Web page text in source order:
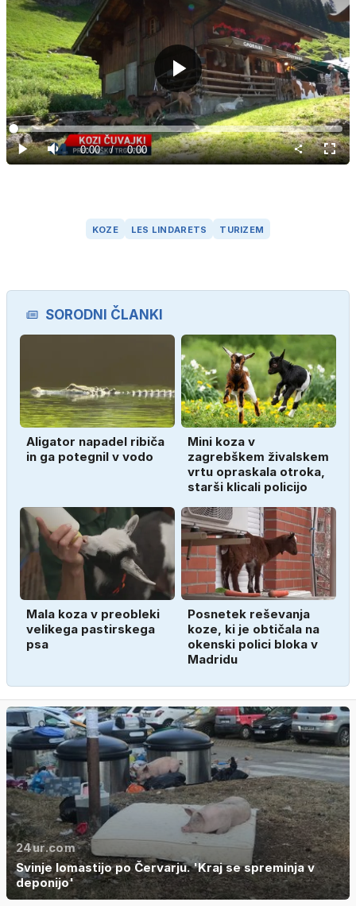
Predvajaj
Predvajaj
Tiho Current
0:00 / Duration
0:00
Loaded:
0%
način
KOZE LES LINDARETS TURIZEM
SORODNI ČLANKI
Aligator napadel ribiča
in ga potegnil v vodo
Mini koza v
zagrebškem živalskem
vrtu opraskala otroka,
starši klicali policijo
Mala koza v preobleki
velikega pastirskega
psa
Posnetek reševanja
koze, ki je obtičala na
okenski polici bloka v
Madridu
24ur.com
Svinje lomastijo po Červarju. 'Kraj se spreminja v
deponijo'